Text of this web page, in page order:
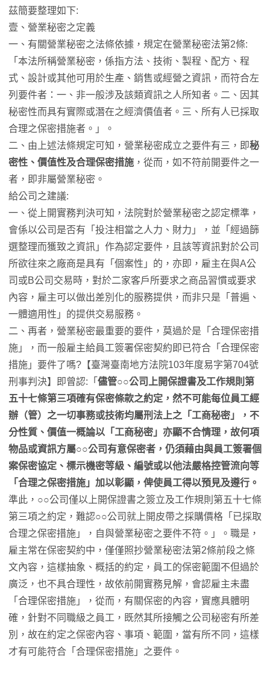
茲簡要整理如下:
壹、營業秘密之定義
一、有關營業秘密之法條依據，規定在營業秘密法第2條:
「本法所稱營業秘密，係指方法、技術、製程、配方、程
式、設計或其他可用於生產、銷售或經營之資訊，而符合左
列要件者：一、非一般涉及該類資訊之人所知者。二、因其
秘密性而具有實際或潛在之經濟價值者。三、所有人已採取
合理之保密措施者。」。
二、由上述法條規定可知，營業秘密成立之要件有三，即秘
密性、價值性及合理保密措施 ，從而，如不符前開要件之一
者，即非屬營業秘密。
給公司之建議:
一、從上開實務判決可知，法院對於營業秘密之認定標準，
會係以公司是否有「投注相當之人力、財力」，並「經過篩
選整理而獲致之資訊」作為認定要件，且該等資訊對於公司
所欲往來之廠商是具有「個案性」的，亦即，雇主在與A公
司或B公司交易時，對於二家客戶所要求之商品習慣或要求
內容，雇主可以做出差別化的服務提供，而非只是「普遍、
一體適用性」的提供交易服務。
二、再者，營業秘密最重要的要件，莫過於是「合理保密措
施」，而一般雇主給員工簽署保密契約即已符合「合理保密
措施」要件了嗎?【臺灣臺南地方法院103年度易字第704號
刑事判決】即曾認:「 儘管○○公司上開保證書及工作規則第
五十七條第三項確有保密條款之約定，然不可能每位員工經
辦（管）之一切事務或技術均屬刑法上之「工商秘密」，不
分性質、價值一概論以「工商秘密」亦顯不合情理，故何項
物品或資訊方屬○○公司有意保密者，仍須藉由與員工簽署個
案保密協定、標示機密等級、編號或以他法嚴格控管流向等
「合理之保密措施」加以彰顯，俾使員工得以預見及遵行。
準此， ○○公司僅以上開保證書之簽立及工作規則第五十七條
第三項之約定，難認○○公司就上開皮帶之採購價格「已採取
合理之保密措施」，自與營業秘密之要件不符。」。職是，
雇主常在保密契約中，僅僅照抄營業秘密法第2條前段之條
文內容，這樣抽象、概括的約定，員工的保密範圍不但過於
廣泛，也不具合理性，故依前開實務見解，會認雇主未盡
「合理保密措施」，從而，有關保密的內容，實應具體明
確，針對不同職級之員工，既然其所接觸之公司秘密有所差
別，故在約定之保密內容、事項、範圍，當有所不同，這樣
才有可能符合「合理保密措施」之要件。